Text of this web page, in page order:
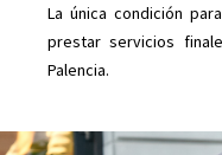
La única condición
prestar servicios
Palencia.